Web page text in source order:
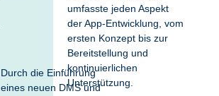
Durch die Einführung
eines neuen DMS und
umfasste jeden Aspekt
der App-Entwicklung, vom
ersten Konzept bis zur
Bereitstellung und
kontinuierlichen
Unterstützung.